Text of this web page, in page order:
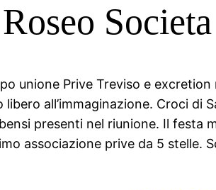
unione Prive Treviso e
libero all’immaginazione. Croci
presenti nel riunione. Il festa
associazione prive da 5 stelle.